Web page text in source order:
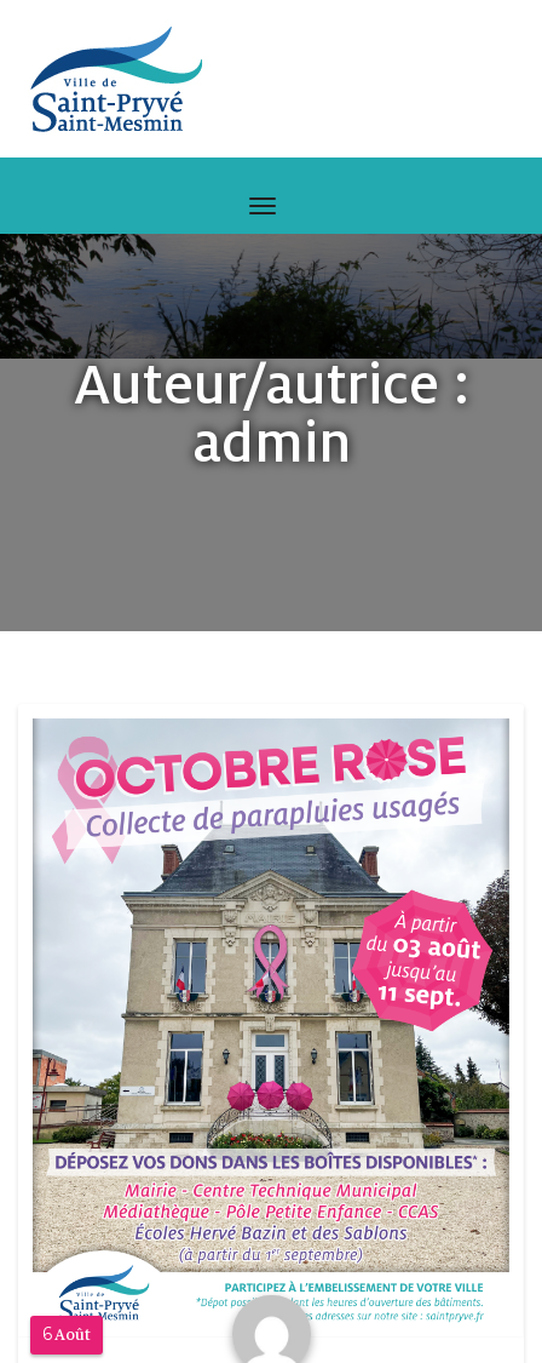
Auteur/autrice :
admin
6Août